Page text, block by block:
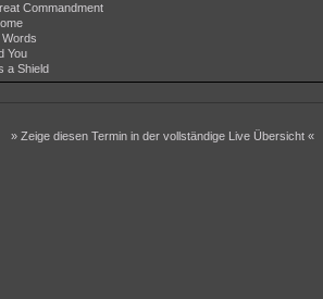
Commandment
Words
You
a Shield
» Zeige diesen Termin in der vollständige Live Übersicht «